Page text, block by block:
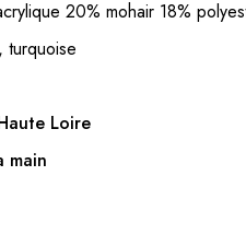
20% mohair 18%
turquoise
Loire
main